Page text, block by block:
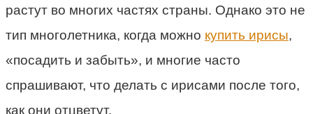
растут во многих частях страны. Однако это не
тип многолетника, когда можно купить ирисы,
«посадить и забыть», и многие часто
спрашивают, что делать с ирисами после того,
как они отцветут.